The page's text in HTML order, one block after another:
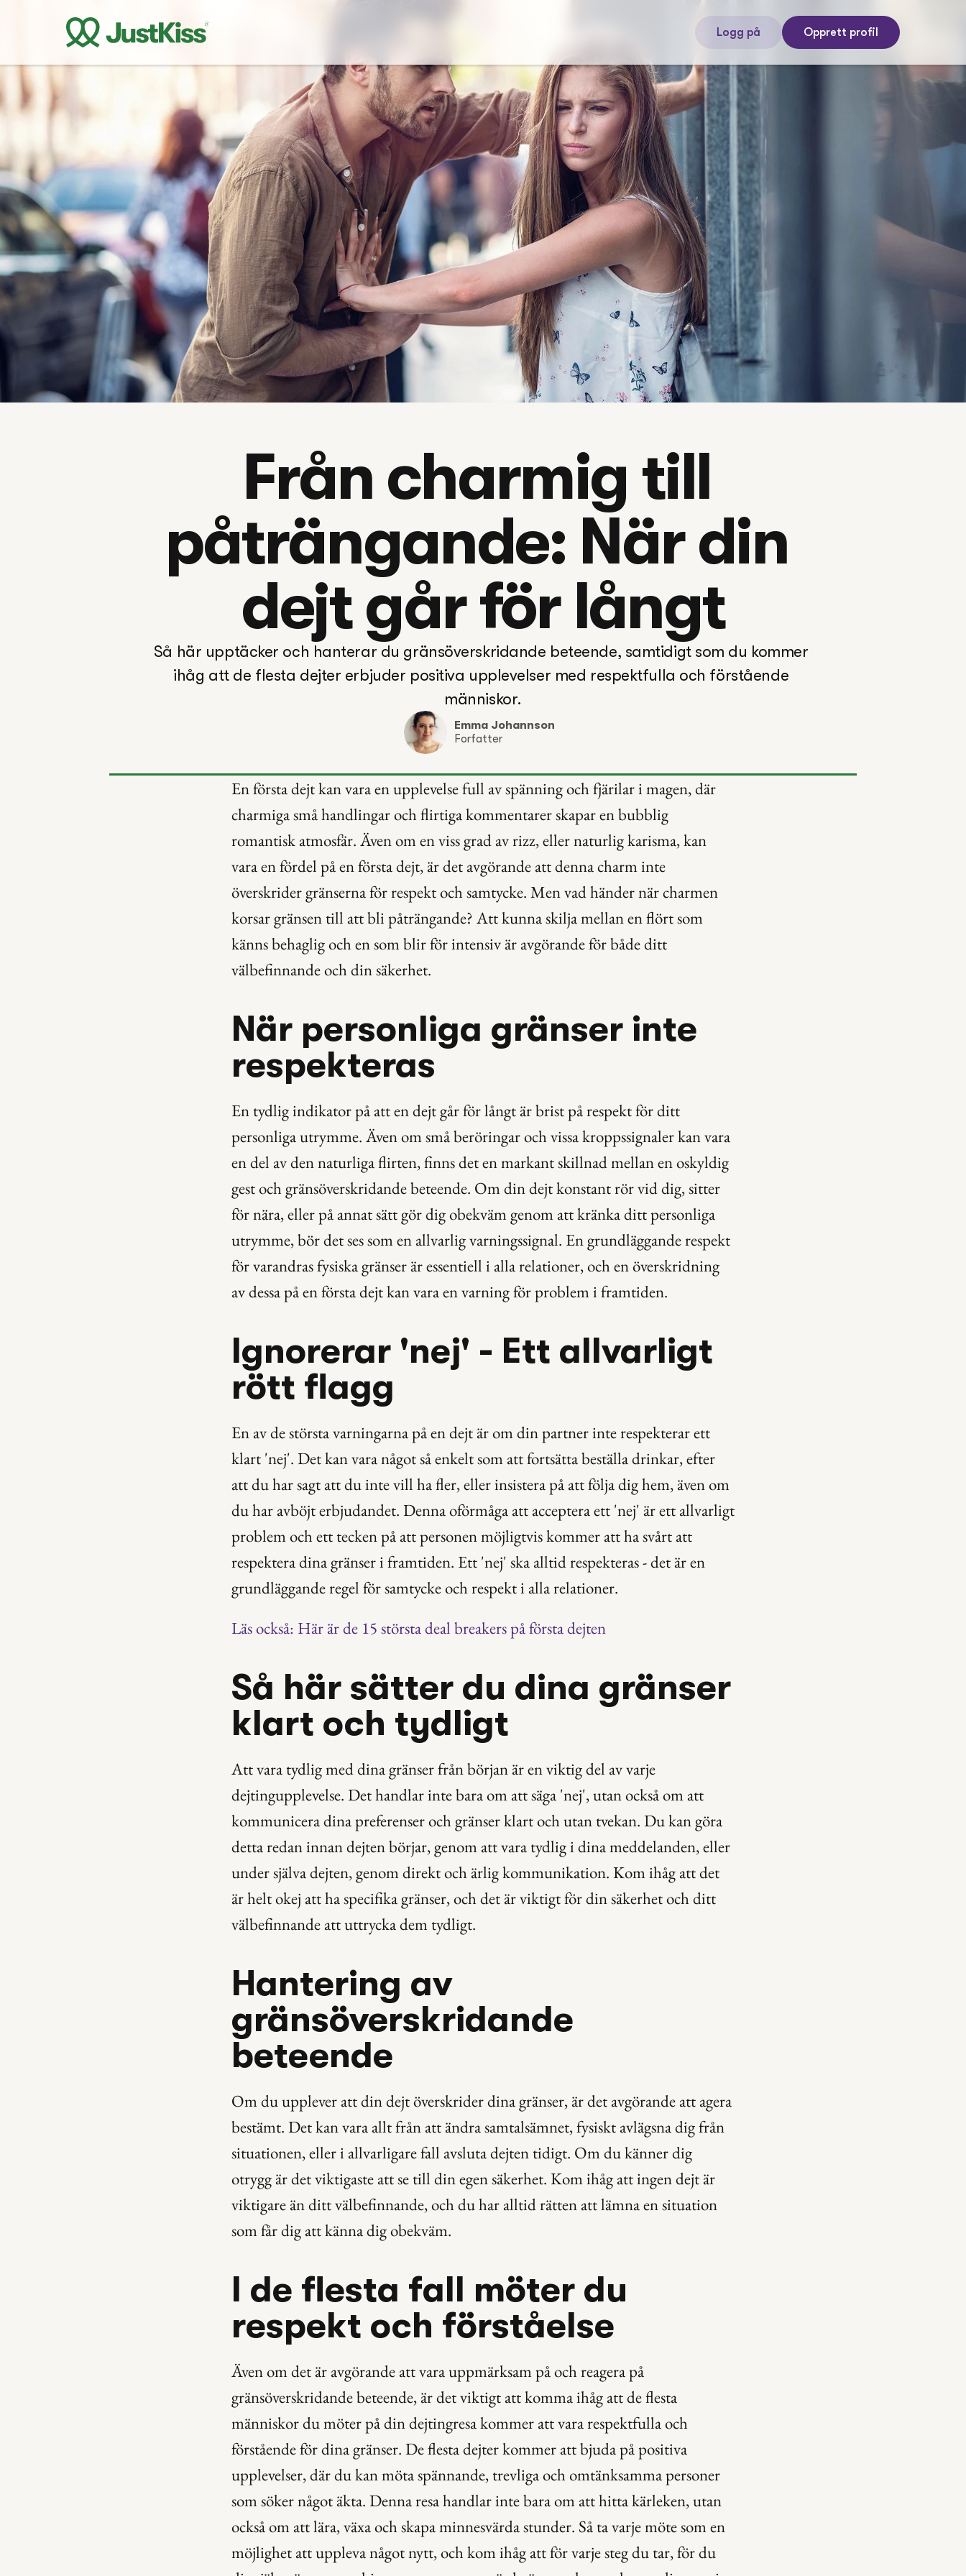
Logg på Opprett profil
Från charmig till
påträngande: När din
dejt går för långt
Så här upptäcker och hanterar du gränsöverskridande beteende, samtidigt som du kommer
ihåg att de flesta dejter erbjuder positiva upplevelser med respektfulla och förstående
människor.
Emma Johannson
Forfatter
En första dejt kan vara en upplevelse full av spänning och fjärilar i magen, där
charmiga små handlingar och flirtiga kommentarer skapar en bubblig
romantisk atmosfär. Även om en viss grad av rizz, eller naturlig karisma, kan
vara en fördel på en första dejt, är det avgörande att denna charm inte
överskrider gränserna för respekt och samtycke. Men vad händer när charmen
korsar gränsen till att bli påträngande? Att kunna skilja mellan en flört som
känns behaglig och en som blir för intensiv är avgörande för både ditt
välbefinnande och din säkerhet.
När personliga gränser inte
respekteras
En tydlig indikator på att en dejt går för långt är brist på respekt för ditt
personliga utrymme. Även om små beröringar och vissa kroppssignaler kan vara
en del av den naturliga flirten, finns det en markant skillnad mellan en oskyldig
gest och gränsöverskridande beteende. Om din dejt konstant rör vid dig, sitter
för nära, eller på annat sätt gör dig obekväm genom att kränka ditt personliga
utrymme, bör det ses som en allvarlig varningssignal. En grundläggande respekt
för varandras fysiska gränser är essentiell i alla relationer, och en överskridning
av dessa på en första dejt kan vara en varning för problem i framtiden.
Ignorerar 'nej' - Ett allvarligt
rött flagg
En av de största varningarna på en dejt är om din partner inte respekterar ett
klart 'nej'. Det kan vara något så enkelt som att fortsätta beställa drinkar, efter
att du har sagt att du inte vill ha fler, eller insistera på att följa dig hem, även om
du har avböjt erbjudandet. Denna oförmåga att acceptera ett 'nej' är ett allvarligt
problem och ett tecken på att personen möjligtvis kommer att ha svårt att
respektera dina gränser i framtiden. Ett 'nej' ska alltid respekteras - det är en
grundläggande regel för samtycke och respekt i alla relationer.
Läs också: Här är de 15 största deal breakers på första dejten
Så här sätter du dina gränser
klart och tydligt
Att vara tydlig med dina gränser från början är en viktig del av varje
dejtingupplevelse. Det handlar inte bara om att säga 'nej', utan också om att
kommunicera dina preferenser och gränser klart och utan tvekan. Du kan göra
detta redan innan dejten börjar, genom att vara tydlig i dina meddelanden, eller
under själva dejten, genom direkt och ärlig kommunikation. Kom ihåg att det
är helt okej att ha specifika gränser, och det är viktigt för din säkerhet och ditt
välbefinnande att uttrycka dem tydligt.
Hantering av
gränsöverskridande
beteende
Om du upplever att din dejt överskrider dina gränser, är det avgörande att agera
bestämt. Det kan vara allt från att ändra samtalsämnet, fysiskt avlägsna dig från
situationen, eller i allvarligare fall avsluta dejten tidigt. Om du känner dig
otrygg är det viktigaste att se till din egen säkerhet. Kom ihåg att ingen dejt är
viktigare än ditt välbefinnande, och du har alltid rätten att lämna en situation
som får dig att känna dig obekväm.
I de flesta fall möter du
respekt och förståelse
Även om det är avgörande att vara uppmärksam på och reagera på
gränsöverskridande beteende, är det viktigt att komma ihåg att de flesta
människor du möter på din dejtingresa kommer att vara respektfulla och
förstående för dina gränser. De flesta dejter kommer att bjuda på positiva
upplevelser, där du kan möta spännande, trevliga och omtänksamma personer
som söker något äkta. Denna resa handlar inte bara om att hitta kärleken, utan
också om att lära, växa och skapa minnesvärda stunder. Så ta varje möte som en
möjlighet att uppleva något nytt, och kom ihåg att för varje steg du tar, för du